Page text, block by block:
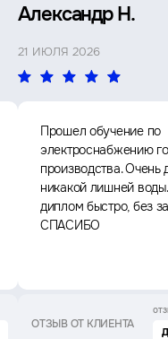
Александр Н.
21 ИЮЛЯ 2026
Прошел обучение по
электроснабжению
производства. Очень
никакой лишней
диплом быстро, без
СПАСИБО
ОТЗЫВ ОТ КЛИЕНТА